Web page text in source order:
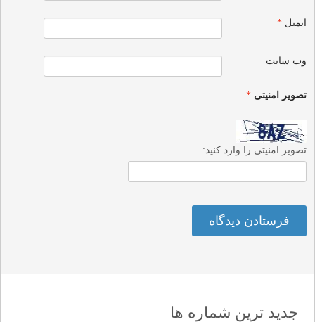
ایمیل*
وب‌ سایت
تصویر امنیتی*
تصویر امنیتی را وارد کنید:
جدید ترین شماره ها